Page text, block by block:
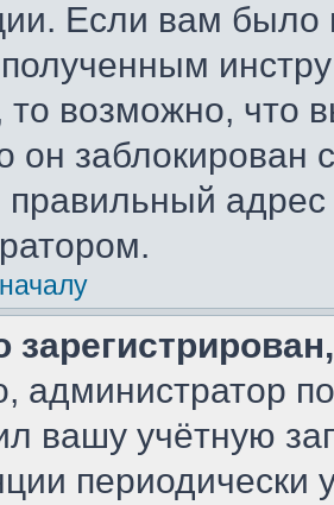
Если вам
то возможно, что
он
правильный адрес
администратор
вашу учётную
периодически